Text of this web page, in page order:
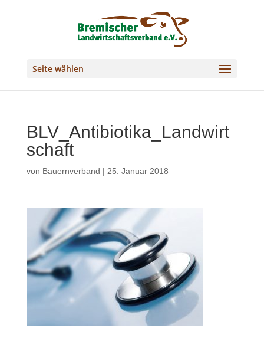
Seite wählen
BLV_Antibiotika_Landwirt
schaft
von Bauernverband | 25. Januar 2018